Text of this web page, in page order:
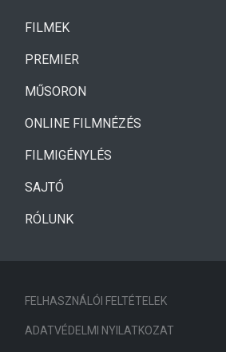
FILMEK(CURRENT)
PREMIER
MŰSORON
ONLINE FILMNÉZÉS
FILMIGÉNYLÉS
SAJTÓ
RÓLUNK
FELHASZNÁLÓI FELTÉTELEK
ADATVÉDELMI NYILATKOZAT